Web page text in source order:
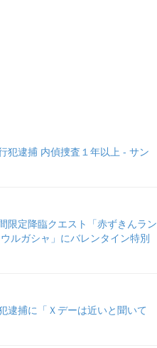
犯逮捕 内偵捜査１年以上 - サン
限定降臨クエスト「赤ずきんラン
ルガシャ」にバレンタイン特別
逮捕に「Ｘデーは近いと聞いて